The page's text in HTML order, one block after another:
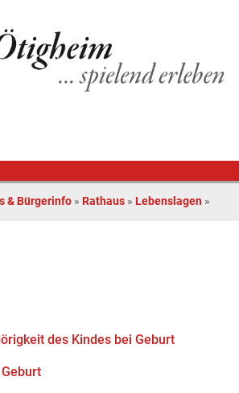
& Bürgerinfo » Rathaus » Lebenslagen »
des Kindes bei Geburt